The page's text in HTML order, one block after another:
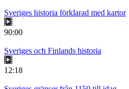
Sveriges historia förklarad med kartor
90:00
Sveriges och Finlands historia
12:18